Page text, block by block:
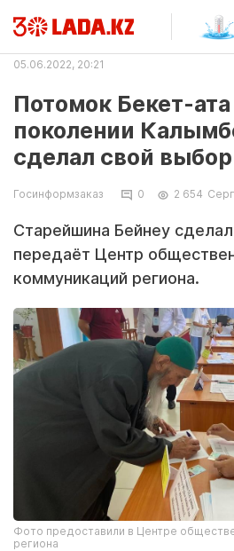
05.06.2022, 20:21
Потомок Бекет-
поколении
сделал свой выбор
Госинформзаказ 0 2 654
Старейшина Бейнеу
передаёт Центр
коммуникаций региона.
Фото предоставили в Центре
региона